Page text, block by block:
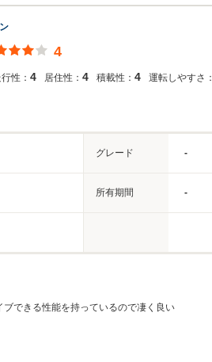
4
性： 4 居住性： 4 積載性： 4 運転しやすさ：
グレード -
所有期間 -
できる性能を持っているので凄く良い